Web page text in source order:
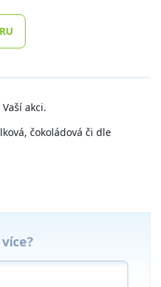
akci.
čokoládová či dle